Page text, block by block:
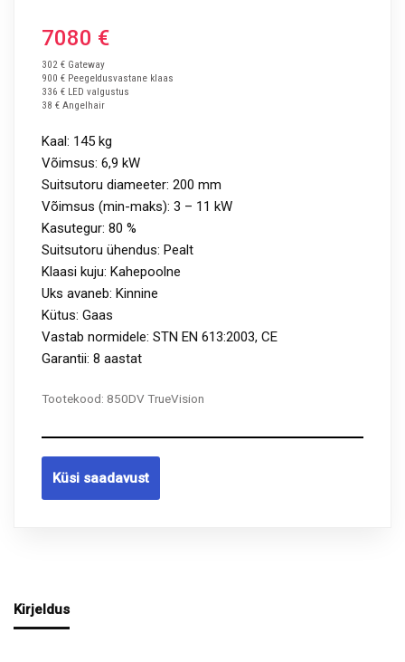
7080 €
302 € Gateway
900 € Peegeldusvastane klaas
336 € LED valgustus
38 € Angelhair
Kaal: 145 kg
Võimsus: 6,9 kW
Suitsutoru diameeter: 200 mm
Võimsus (min-maks): 3 – 11 kW
Kasutegur: 80 %
Suitsutoru ühendus: Pealt
Klaasi kuju: Kahepoolne
Uks avaneb: Kinnine
Kütus: Gaas
Vastab normidele: STN EN 613:2003, CE
Garantii: 8 aastat
Tootekood: 850DV TrueVision
Küsi saadavust
Kirjeldus